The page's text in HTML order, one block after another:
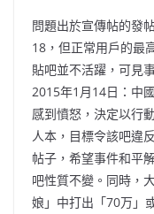
問題出於宣傳帖的發
18，但正常用戶的最
貼吧並不活躍，可見
2015年1月14日：中
感到憤怒，決定以行
人本，目標令該吧違
帖子，希望事件和平
吧性質不變。同時，
娘」中打出「70万」